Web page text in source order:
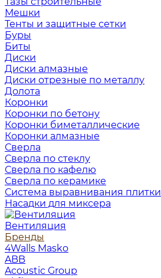
Мешки
Тенты и защитные сетки
Буры
Биты
Диски
Диски алмазные
Диски отрезные по металлу
Долота
Коронки
Коронки по бетону
Коронки биметаллические
Коронки алмазные
Сверла
Сверла по стеклу
Сверла по кафелю
Сверла по керамике
Система выравнивания плитки
Насадки для миксера
Вентиляция
Бренды
4Walls Masko
ABB
Acoustic Group